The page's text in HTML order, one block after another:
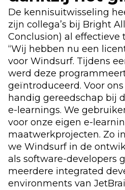
De kennisuitwisseling
zijn collega’s bij Bright
Conclusion) al effectieve
“Wij hebben nu een
voor Windsurf. Tijdens
werd deze
geïntroduceerd. Voor
handig gereedschap bij
e- learnings. We
voor onze eigen e-
maatwerkprojecten. Zo
we Windsurfin de
als software-developers
meerdere integrated
environments van